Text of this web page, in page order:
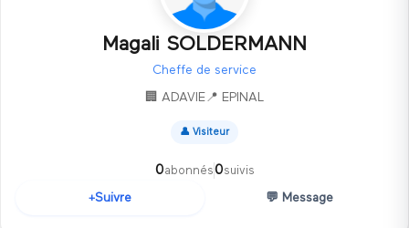
Magali SOLDERMANN
Cheffe de service
🏢 ADAVIE📍 EPINAL
👤 Visiteur
0abonnés0suivis
+Suivre 💬 Message